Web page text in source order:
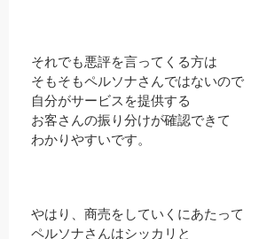
それでも悪評を言ってくる方は
そもそもペルソナさんではないので
自分がサービスを提供する
お客さんの振り分けが確認できて
わかりやすいです。
やはり、商売をしていくにあたって
ペルソナさんはシッカリと